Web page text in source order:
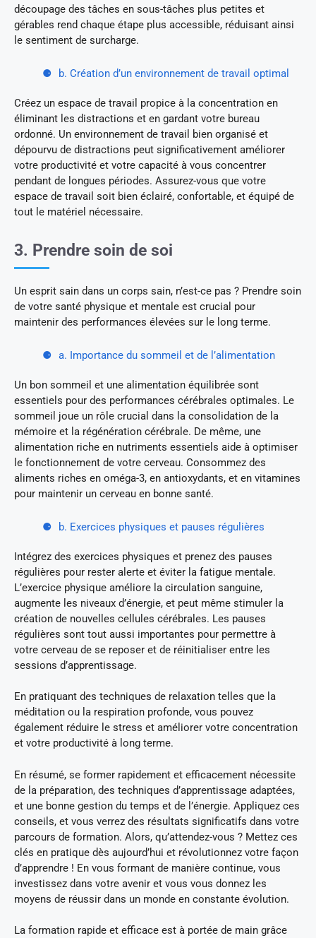
découpage des tâches en sous-tâches plus petites et
gérables rend chaque étape plus accessible, réduisant ainsi
le sentiment de surcharge.
b. Création d’un environnement de travail optimal
Créez un espace de travail propice à la concentration en
éliminant les distractions et en gardant votre bureau
ordonné. Un environnement de travail bien organisé et
dépourvu de distractions peut significativement améliorer
votre productivité et votre capacité à vous concentrer
pendant de longues périodes. Assurez-vous que votre
espace de travail soit bien éclairé, confortable, et équipé de
tout le matériel nécessaire.
3. Prendre soin de soi
Un esprit sain dans un corps sain, n’est-ce pas ? Prendre soin
de votre santé physique et mentale est crucial pour
maintenir des performances élevées sur le long terme.
a. Importance du sommeil et de l’alimentation
Un bon sommeil et une alimentation équilibrée sont
essentiels pour des performances cérébrales optimales. Le
sommeil joue un rôle crucial dans la consolidation de la
mémoire et la régénération cérébrale. De même, une
alimentation riche en nutriments essentiels aide à optimiser
le fonctionnement de votre cerveau. Consommez des
aliments riches en oméga-3, en antioxydants, et en vitamines
pour maintenir un cerveau en bonne santé.
b. Exercices physiques et pauses régulières
Intégrez des exercices physiques et prenez des pauses
régulières pour rester alerte et éviter la fatigue mentale.
L’exercice physique améliore la circulation sanguine,
augmente les niveaux d’énergie, et peut même stimuler la
création de nouvelles cellules cérébrales. Les pauses
régulières sont tout aussi importantes pour permettre à
votre cerveau de se reposer et de réinitialiser entre les
sessions d’apprentissage.
En pratiquant des techniques de relaxation telles que la
méditation ou la respiration profonde, vous pouvez
également réduire le stress et améliorer votre concentration
et votre productivité à long terme.
En résumé, se former rapidement et efficacement nécessite
de la préparation, des techniques d’apprentissage adaptées,
et une bonne gestion du temps et de l’énergie. Appliquez ces
conseils, et vous verrez des résultats significatifs dans votre
parcours de formation. Alors, qu’attendez-vous ? Mettez ces
clés en pratique dès aujourd’hui et révolutionnez votre façon
d’apprendre ! En vous formant de manière continue, vous
investissez dans votre avenir et vous vous donnez les
moyens de réussir dans un monde en constante évolution.
La formation rapide et efficace est à portée de main grâce